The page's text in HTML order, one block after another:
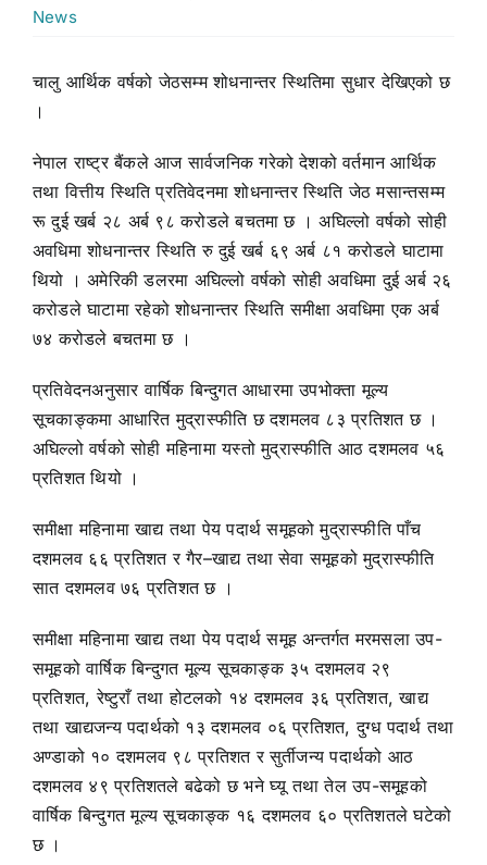
for:
News
चालु आर्थिक वर्षको जेठसम्म शोधनान्तर स्थितिमा सुधार देखिएको छ
।
नेपाल राष्ट्र बैंकले आज सार्वजनिक गरेको देशको वर्तमान आर्थिक
तथा वित्तीय स्थिति प्रतिवेदनमा शोधनान्तर स्थिति जेठ मसान्तसम्म
रू दुई खर्ब २८ अर्ब ९८ करोडले बचतमा छ । अघिल्लो वर्षको सोही
अवधिमा शोधनान्तर स्थिति रु दुई खर्ब ६९ अर्ब ८१ करोडले घाटामा
थियो । अमेरिकी डलरमा अघिल्लो वर्षको सोही अवधिमा दुई अर्ब २६
करोडले घाटामा रहेको शोधनान्तर स्थिति समीक्षा अवधिमा एक अर्ब
७४ करोडले बचतमा छ ।
प्रतिवेदनअनुसार वार्षिक बिन्दुगत आधारमा उपभोक्ता मूल्य
सूचकाङ्कमा आधारित मुद्रास्फीति छ दशमलव ८३ प्रतिशत छ ।
अघिल्लो वर्षको सोही महिनामा यस्तो मुद्रास्फीति आठ दशमलव ५६
प्रतिशत थियो ।
समीक्षा महिनामा खाद्य तथा पेय पदार्थ समूहको मुद्रास्फीति पाँच
दशमलव ६६ प्रतिशत र गैर–खाद्य तथा सेवा समूहको मुद्रास्फीति
सात दशमलव ७६ प्रतिशत छ ।
समीक्षा महिनामा खाद्य तथा पेय पदार्थ समूह अन्तर्गत मरमसला उप-
समूहको वार्षिक बिन्दुगत मूल्य सूचकाङ्क ३५ दशमलव २९
प्रतिशत, रेष्टुराँ तथा होटलको १४ दशमलव ३६ प्रतिशत, खाद्य
तथा खाद्यजन्य पदार्थको १३ दशमलव ०६ प्रतिशत, दुग्ध पदार्थ तथा
अण्डाको १० दशमलव ९८ प्रतिशत र सुर्तीजन्य पदार्थको आठ
दशमलव ४९ प्रतिशतले बढेको छ भने घ्यू तथा तेल उप-समूहको
वार्षिक बिन्दुगत मूल्य सूचकाङ्क १६ दशमलव ६० प्रतिशतले घटेको
छ ।